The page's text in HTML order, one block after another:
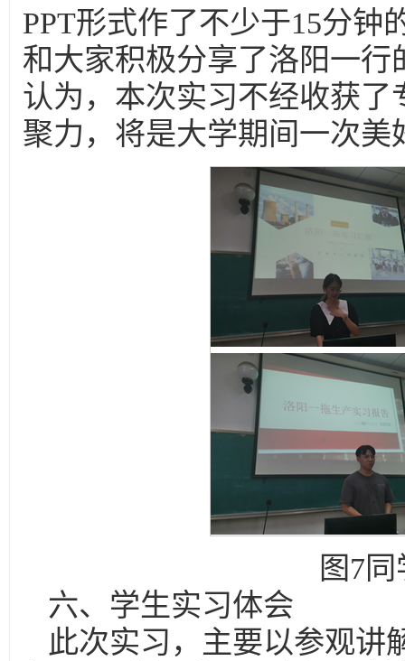
PPT形式作了不少于15分钟
和大家积极分享了洛阳一
认为，本次实习不经收获
聚力，将是大学期间一次美
图7
六、学生实习体会
此次实习，主要以参观讲